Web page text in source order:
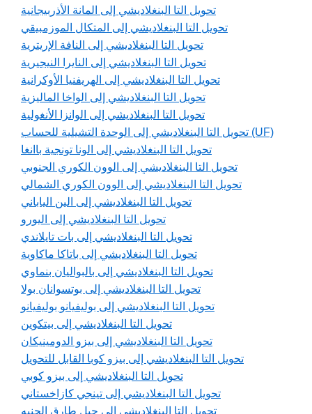
تحويل التا البنغلاديشي إلى المانة الأذربيجانية
تحويل التا البنغلاديشي إلى المتكال الموزمبيقي
تحويل التا البنغلاديشي إلى النافة الإريترية
تحويل التا البنغلاديشي إلى النايرا النيجيرية
تحويل التا البنغلاديشي إلى الهريفنيا الأوكرانية
تحويل التا البنغلاديشي إلى الواخا الماليزية
تحويل التا البنغلاديشي إلى الوانزا الأنغولية
تحويل التا البنغلاديشي إلى الوحدة التشيلية للحساب (UF)
تحويل التا البنغلاديشي إلى الونا تونجية باانغا
تحويل التا البنغلاديشي إلى الوون الكوري الجنوبي
تحويل التا البنغلاديشي إلى الوون الكوري الشمالي
تحويل التا البنغلاديشي إلى الين الياباني
تحويل التا البنغلاديشي إلى اليورو
تحويل التا البنغلاديشي إلى بات تايلاندي
تحويل التا البنغلاديشي إلى باتاكا ماكاوية
تحويل التا البنغلاديشي إلى بالبواليان بنماوي
تحويل التا البنغلاديشي إلى بوتسوانان بولا
تحويل التا البنغلاديشي إلى بوليفيانو بوليفيانو
تحويل التا البنغلاديشي إلى بيتكوين
تحويل التا البنغلاديشي إلى بيزو الدومينيكان
تحويل التا البنغلاديشي إلى بيزو كوبا القابل للتحويل
تحويل التا البنغلاديشي إلى بيزو كوبي
تحويل التا البنغلاديشي إلى تينجي كازاخستاني
تحويل التا البنغلاديشي إلى جبل طارق الجنيه